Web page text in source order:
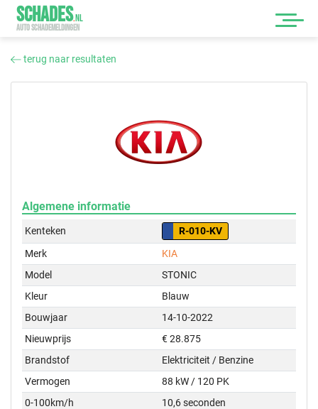
SCHADES.NL
AUTO SCHADEMELDINGEN
terug naar resultaten
Algemene informatie
Kenteken
R-010-KV
Merk
KIA
Model
STONIC
Kleur
Blauw
Bouwjaar
14-10-2022
Nieuwprijs
€ 28.875
Brandstof
Elektriciteit / Benzine
Vermogen
88 kW / 120 PK
0-100km/h
10,6 seconden